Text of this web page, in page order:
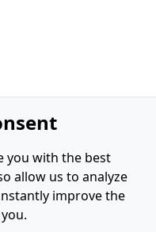
you with the best
allow us to analyze
improve the